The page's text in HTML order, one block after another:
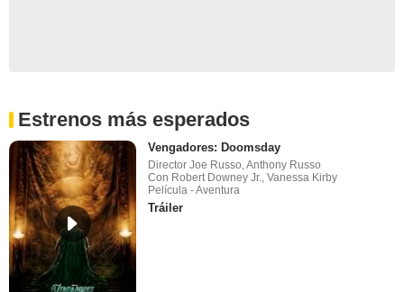
Estrenos más esperados
Vengadores: Doomsday
Director Joe Russo, Anthony Russo
Con Robert Downey Jr., Vanessa Kirby
Película - Aventura
Tráiler